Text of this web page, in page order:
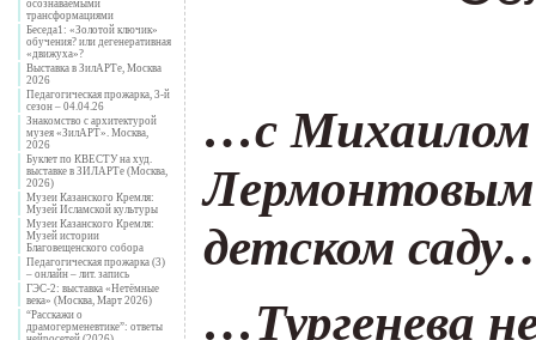
осознаваемыми
трансформациями
Беседа1: «Золотой ключик»
обучения? или дегенеративная
«движуха»?
Выставка в ЗилАРТе, Москва
2026
Педагогическая прожарка, 3-й
сезон – 04.04.26
Знакомство с архитектурой
музея «ЗилАРТ». Москва,
2026
Буклет по КВЕСТУ на худ.
выставке в ЗИЛАРТе (Москва,
2026)
Музеи Казанского Кремля:
Музей Исламской культуры
Музеи Казанского Кремля:
Музей истории
Благовещенского собора
Педагогическая прожарка (3)
– онлайн – лит. запись
ГЭС-2: выставка «Нетёмные
века» (Москва, Март 2026)
“Расскажи о
драмогерменевтике”: ответы
…с
Лермонтовым
детском
…Тургенева